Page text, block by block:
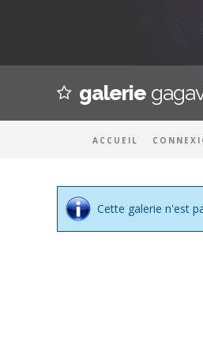
galerie
ACCUEIL
Cette galerie n'est